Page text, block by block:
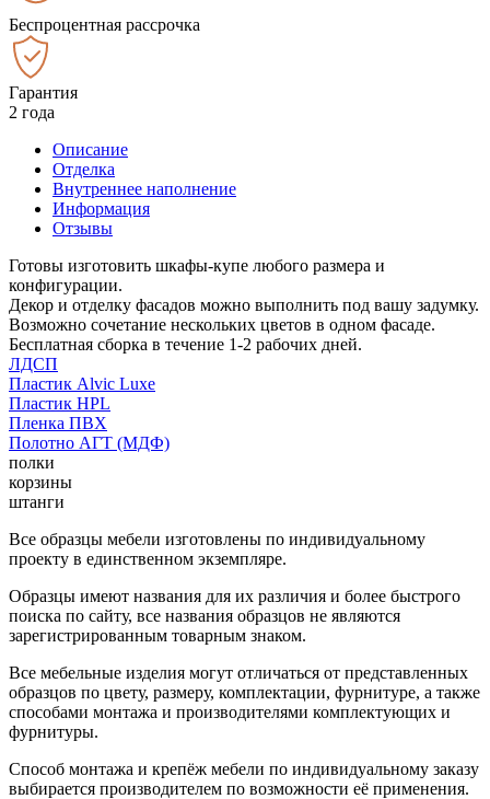
Беспроцентная рассрочка
Гарантия
2 года
Описание
Отделка
Внутреннее наполнение
Информация
Отзывы
Готовы изготовить шкафы-купе любого размера и
конфигурации.
Декор и отделку фасадов можно выполнить под вашу задумку.
Возможно сочетание нескольких цветов в одном фасаде.
Бесплатная сборка в течение 1-2 рабочих дней.
ЛДСП
Пластик Alvic Luxe
Пластик HPL
Пленка ПВХ
Полотно АГТ (МДФ)
полки
корзины
штанги
Все образцы мебели изготовлены по индивидуальному
проекту в единственном экземпляре.
Образцы имеют названия для их различия и более быстрого
поиска по сайту, все названия образцов не являются
зарегистрированным товарным знаком.
Все мебельные изделия могут отличаться от представленных
образцов по цвету, размеру, комплектации, фурнитуре, а также
способами монтажа и производителями комплектующих и
фурнитуры.
Способ монтажа и крепёж мебели по индивидуальному заказу
выбирается производителем по возможности её применения.